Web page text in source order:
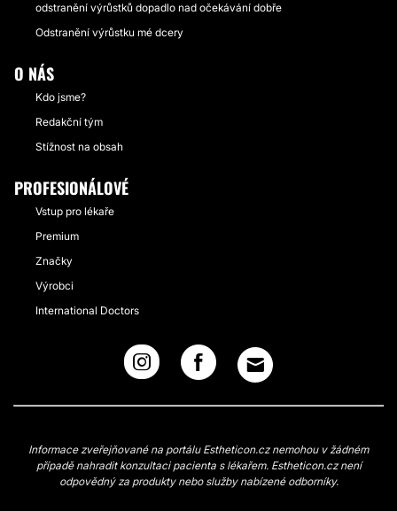
odstranění výrůstků dopadlo nad očekávání dobře
Odstranění výrůstku mé dcery
O NÁS
Kdo jsme?
Redakční tým
Stížnost na obsah
PROFESIONÁLOVÉ
Vstup pro lékaře
Premium
Značky
Výrobci
International Doctors
Informace zveřejňované na portálu Estheticon.cz nemohou v žádném
případě nahradit konzultaci pacienta s lékařem. Estheticon.cz není
odpovědný za produkty nebo služby nabízené odborníky.